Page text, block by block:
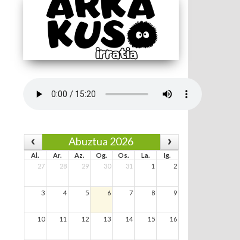
Abuztua 2026
Al. Ar. Az. Og. Os. La.
Ig.
27
28 29 30 31 1 2
3 4 5 6 7 8 9
10 11 12 13 14 15 16